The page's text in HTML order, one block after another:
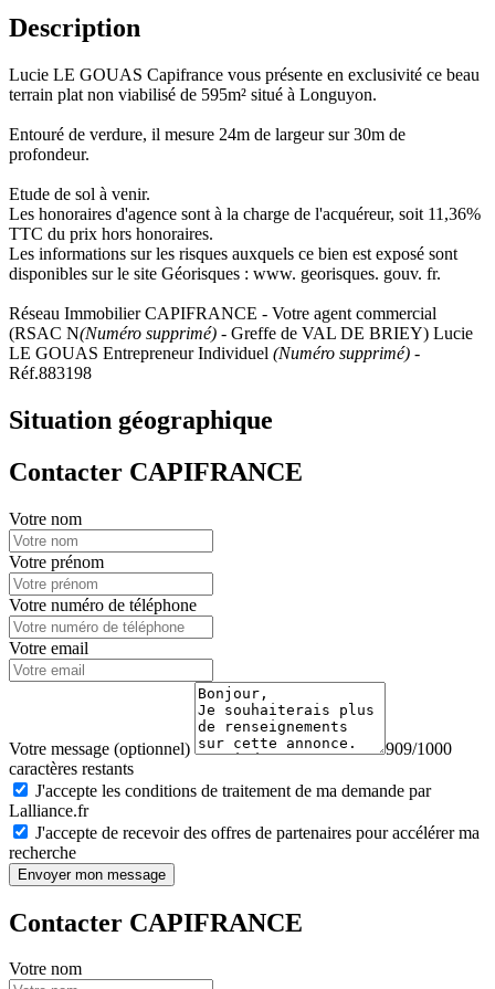
Description
Lucie LE GOUAS Capifrance vous présente en exclusivité ce beau
terrain plat non viabilisé de 595m² situé à Longuyon.
Entouré de verdure, il mesure 24m de largeur sur 30m de
profondeur.
Etude de sol à venir.
Les honoraires d'agence sont à la charge de l'acquéreur, soit 11,36%
TTC du prix hors honoraires.
Les informations sur les risques auxquels ce bien est exposé sont
disponibles sur le site Géorisques : www. georisques. gouv. fr.
Réseau Immobilier CAPIFRANCE - Votre agent commercial
(RSAC N(Numéro supprimé) - Greffe de VAL DE BRIEY) Lucie
LE GOUAS Entrepreneur Individuel (Numéro supprimé) -
Réf.883198
Situation géographique
Contacter CAPIFRANCE
Votre nom
Votre prénom
Votre numéro de téléphone
Votre email
Votre message (optionnel)
909/1000
caractères restants
J'accepte les conditions de traitement de ma demande par
Lalliance.fr
J'accepte de recevoir des offres de partenaires pour accélérer ma
recherche
Envoyer mon message
Contacter CAPIFRANCE
Votre nom